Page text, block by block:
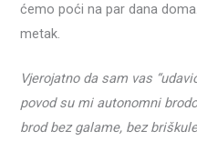
ćemo poći na par dana
metak.
Vjerojatno da sam vas
povod su mi autonomni
brod bez galame, bez